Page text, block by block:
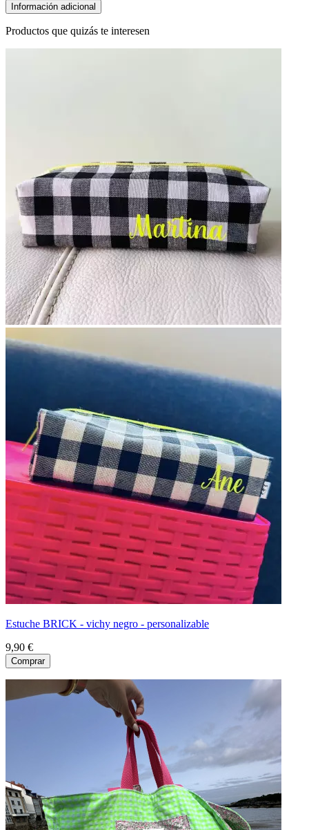
Información adicional
Productos que quizás te interesen
Estuche BRICK - vichy negro - personalizable
9,90 €
Comprar